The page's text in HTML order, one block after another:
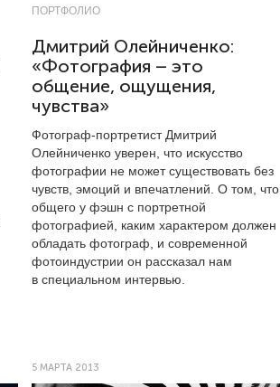
ПОРТФОЛИО
Дмитрий Олейниченко:
«Фотография – это
общение, ощущения,
чувства»
Фотограф-портретист Дмитрий
Олейниченко уверен, что искусство
фотографии не может существовать без
чувств, эмоций и впечатлений. О том, что
общего у фэшн с портретной
фотографией, каким характером должен
обладать фотограф, и современной
фотоиндустрии он рассказал нам
в специальном интервью.
5 МАРТА 2013